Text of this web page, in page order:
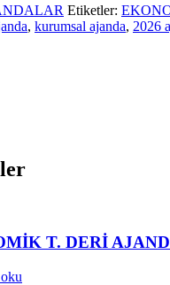
Etiketler:
, kurumsal ajanda, 2026
T. DERİ